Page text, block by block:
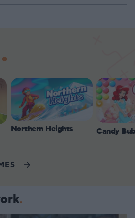
Northern Heights Candy